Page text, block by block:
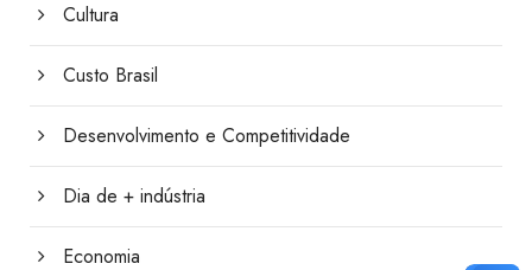
Cultura
Custo Brasil
Desenvolvimento e Competitividade
Dia de + indústria
Economia